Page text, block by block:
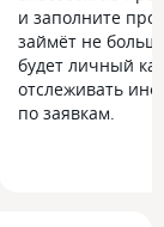
и заполните
займёт не
будет личный
отслеживать
по заявкам.